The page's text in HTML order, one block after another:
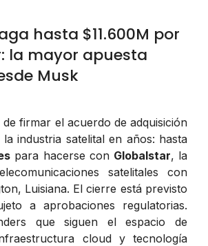
hasta $11.600M por
la mayor apuesta
Musk
de firmar el acuerdo de adquisición
industria satelital en años: hasta
para hacerse con Globalstar, la
satelitales con
Luisiana. El cierre está previsto
a aprobaciones regulatorias.
que siguen el espacio de
cloud y tecnología